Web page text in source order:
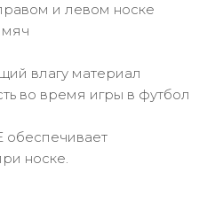
и левом носке
влагу материал
во время игры в футбол
обеспечивает
носке.